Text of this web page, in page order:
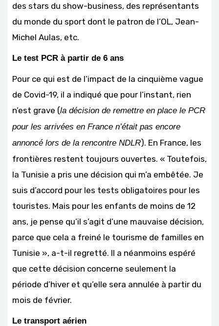
des stars du show-business, des représentants
du monde du sport dont le patron de l’OL, Jean-
Michel Aulas, etc.
Le test PCR à partir de 6 ans
Pour ce qui est de l’impact de la cinquième vague
de Covid-19, il a indiqué que pour l’instant, rien
n’est grave (la décision de remettre en place le PCR
pour les arrivées en France n’était pas encore
annoncé lors de la rencontre NDLR). En France, les
frontières restent toujours ouvertes. « Toutefois,
la Tunisie a pris une décision qui m’a embêtée. Je
suis d’accord pour les tests obligatoires pour les
touristes. Mais pour les enfants de moins de 12
ans, je pense qu’il s’agit d’une mauvaise décision,
parce que cela a freiné le tourisme de familles en
Tunisie », a-t-il regretté. Il a néanmoins espéré
que cette décision concerne seulement la
période d’hiver et qu’elle sera annulée à partir du
mois de février.
Le transport aérien